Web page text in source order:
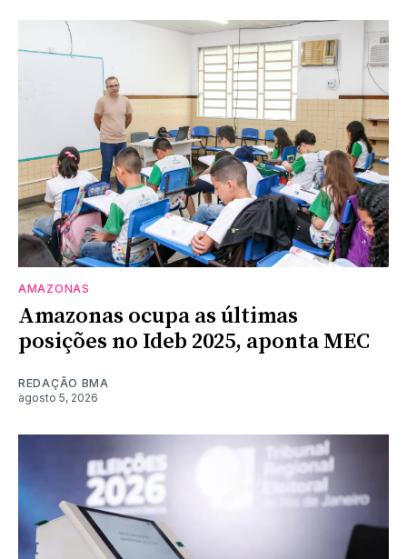
AMAZONAS
Amazonas ocupa as últimas
posições no Ideb 2025, aponta MEC
REDAÇÃO BMA
agosto 5, 2026